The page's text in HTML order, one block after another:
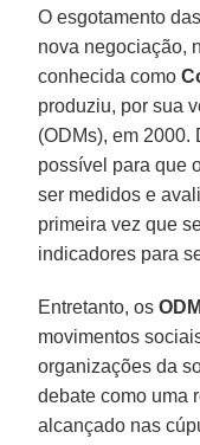
O esgotamento
nova negociação,
conhecida como
produziu, por sua
(ODMs), em
possível para que
ser medidos e
primeira vez que
indicadores para
Entretanto, os
movimentos
organizações da
debate como uma
alcançado nas